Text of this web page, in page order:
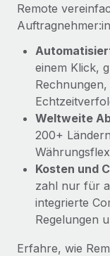
Remote
einem Klick,
Weltweite
200+
Kosten und
zahl nur für
integrierte
Regelungen
Erfahre, wie